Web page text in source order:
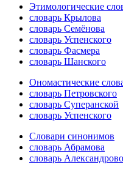
Этимологические
словарь Крылова
словарь Семёнова
словарь Успенского
словарь Фасмера
словарь Шанского
Ономастические
словарь Петровского
словарь Суперанской
словарь Успенского
Словари синонимов
словарь Абрамова
словарь